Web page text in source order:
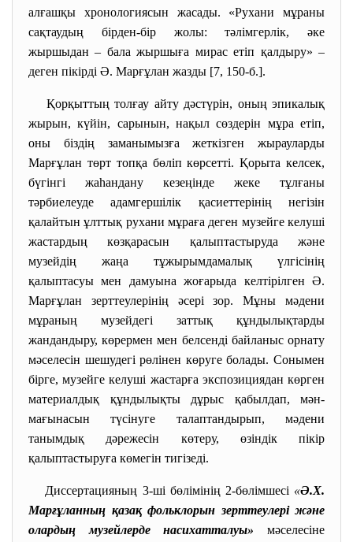
алғашқы хронологиясын жасады. «Рухани мұраны
сақтаудың бірден-бір жолы: тәлімгерлік, әке
жыршыдан – бала жыршыға мирас етіп қалдыру» –
деген пікірді Ә. Марғұлан жазды [7, 150-б.].
Қорқыттың толғау айту дәстүрін, оның эпикалық
жырын, күйін, сарынын, нақыл сөздерін мұра етіп,
оны біздің заманымызға жеткізген жырауларды
Марғұлан төрт топқа бөліп көрсетті. Қорыта келсек,
бүгінгі жаһандану кезеңінде жеке тұлғаны
тәрбиелеуде адамгершілік қасиеттерінің негізін
қалайтын ұлттық рухани мұраға деген музейге келуші
жастардың көзқарасын қалыптастыруда және
музейдің жаңа тұжырымдамалық үлгісінің
қалыптасуы мен дамуына жоғарыда келтірілген Ә.
Марғұлан зерттеулерінің әсері зор. Мұны мәдени
мұраның музейдегі заттық құндылықтарды
жандандыру, көрермен мен белсенді байланыс орнату
мәселесін шешудегі рөлінен көруге болады. Сонымен
бірге, музейге келуші жастарға экспозициядан көрген
материалдық құндылықты дұрыс қабылдап, мән-
мағынасын түсінуге талаптандырып, мәдени
танымдық дәрежесін көтеру, өзіндік пікір
қалыптастыруға көмегін тигізеді.
Диссертацияның 3-ші бөлімінің 2-бөлімшесі «Ә.Х.
Марғұланның қазақ фольклорын зерттеулері және
олардың музейлерде насихатталуы»
мәселесіне